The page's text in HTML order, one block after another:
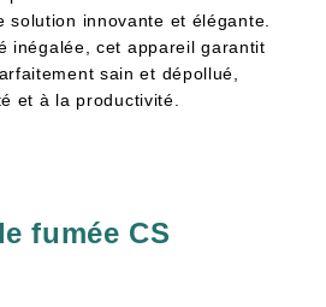
solution innovante et élégante.
inégalée, cet appareil garantit
sain et dépollué,
et à la productivité.
fumée CS